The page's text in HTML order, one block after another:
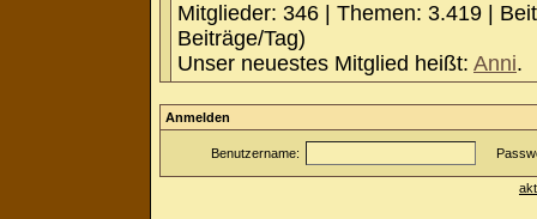
Mitglieder: 346 | Themen: 3.419 |
Beiträge/Tag)
Unser neuestes Mitglied heißt: Anni.
Anmelden
Benutzername: